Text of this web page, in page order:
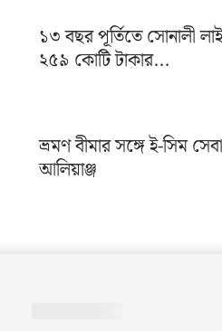
১৩ বছর পূর্তিতে সোনালী
২৫৯ কোটি টাকার...
ভ্রমণ বীমার সঙ্গে ই-সিম
আলিয়াঞ্জ